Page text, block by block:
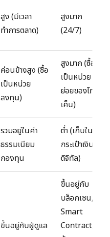
สูง (มีเวลา
ทำการตลาด)
สูงมาก
(24/7)
ค่อนข้างสูง (ซื้อ
เป็นหน่วย
ลงทุน)
สูงมาก (ซื้อ
เป็นหน่วย
ย่อยของโท
เค็น)
รวมอยู่ในค่า
ธรรมเนียม
กองทุน
ต่ำ (เก็บใน
กระเป๋าเงิน
ดิจิทัล)
ขึ้นอยู่กับผู้ดูแล
ขึ้นอยู่กับ
บล็อกเชน,
Smart
Contract,